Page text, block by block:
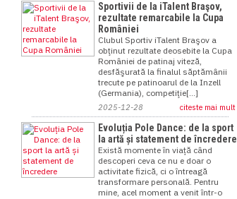
Sportivii de la iTalent Braşov,
rezultate remarcabile la Cupa
României
Clubul Sportiv iTalent Braşov a
obţinut rezultate deosebite la Cupa
României de patinaj viteză,
desfăşurată la finalul săptămânii
trecute pe patinoarul de la Inzell
(Germania), competiţie[...]
2025-12-28 citeste mai mult
Evoluția Pole Dance: de la sport
la artă și statement de încredere
Există momente în viață când
descoperi ceva ce nu e doar o
activitate fizică, ci o întreagă
transformare personală. Pentru
mine, acel moment a venit într-o